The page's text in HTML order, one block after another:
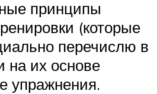
принципы
(которые
перечислю в
на их основе
упражнения.